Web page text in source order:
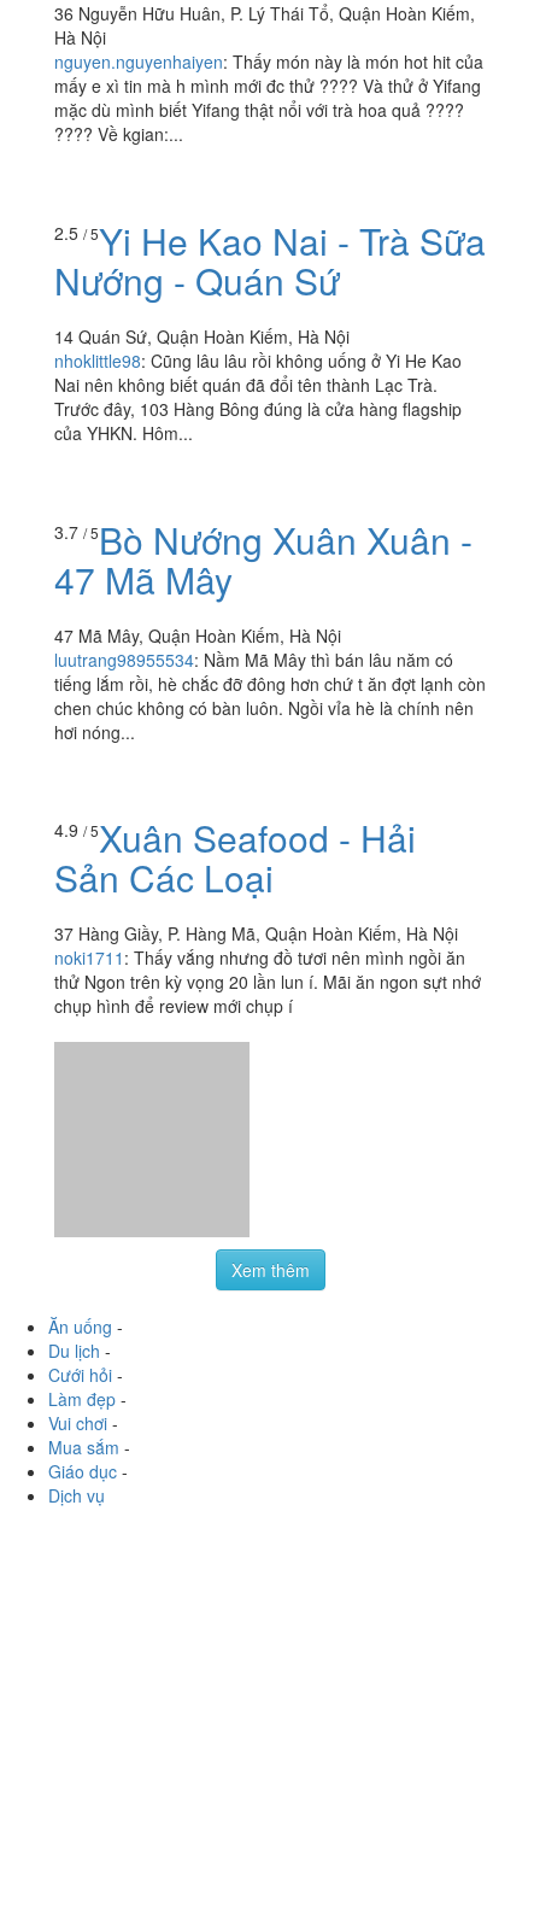
36 Nguyễn Hữu Huân, P. Lý Thái Tổ, Quận Hoàn Kiếm,
Hà Nội
nguyen.nguyenhaiyen: Thấy món này là món hot hit của
mấy e xì tin mà h mình mới đc thử ???? Và thử ở Yifang
mặc dù mình biết Yifang thật nổi với trà hoa quả ????
???? Về kgian:...
2.5 / 5Yi He Kao Nai - Trà Sữa
Nướng - Quán Sứ
14 Quán Sứ, Quận Hoàn Kiếm, Hà Nội
nhoklittle98: Cũng lâu lâu rồi không uống ở Yi He Kao
Nai nên không biết quán đã đổi tên thành Lạc Trà.
Trước đây, 103 Hàng Bông đúng là cửa hàng flagship
của YHKN. Hôm...
3.7 / 5Bò Nướng Xuân Xuân -
47 Mã Mây
47 Mã Mây, Quận Hoàn Kiếm, Hà Nội
luutrang98955534: Nầm Mã Mây thì bán lâu năm có
tiếng lắm rồi, hè chắc đỡ đông hơn chứ t ăn đợt lạnh còn
chen chúc không có bàn luôn. Ngồi vỉa hè là chính nên
hơi nóng...
4.9 / 5Xuân Seafood - Hải
Sản Các Loại
37 Hàng Giầy, P. Hàng Mã, Quận Hoàn Kiếm, Hà Nội
noki1711 : Thấy vắng nhưng đồ tươi nên mình ngồi ăn
thử Ngon trên kỳ vọng 20 lần lun í. Mãi ăn ngon sựt nhớ
chụp hình để review mới chụp í
Xem thêm
Ăn uống -
Du lịch -
Cưới hỏi -
Làm đẹp -
Vui chơi -
Mua sắm -
Giáo dục -
Dịch vụ